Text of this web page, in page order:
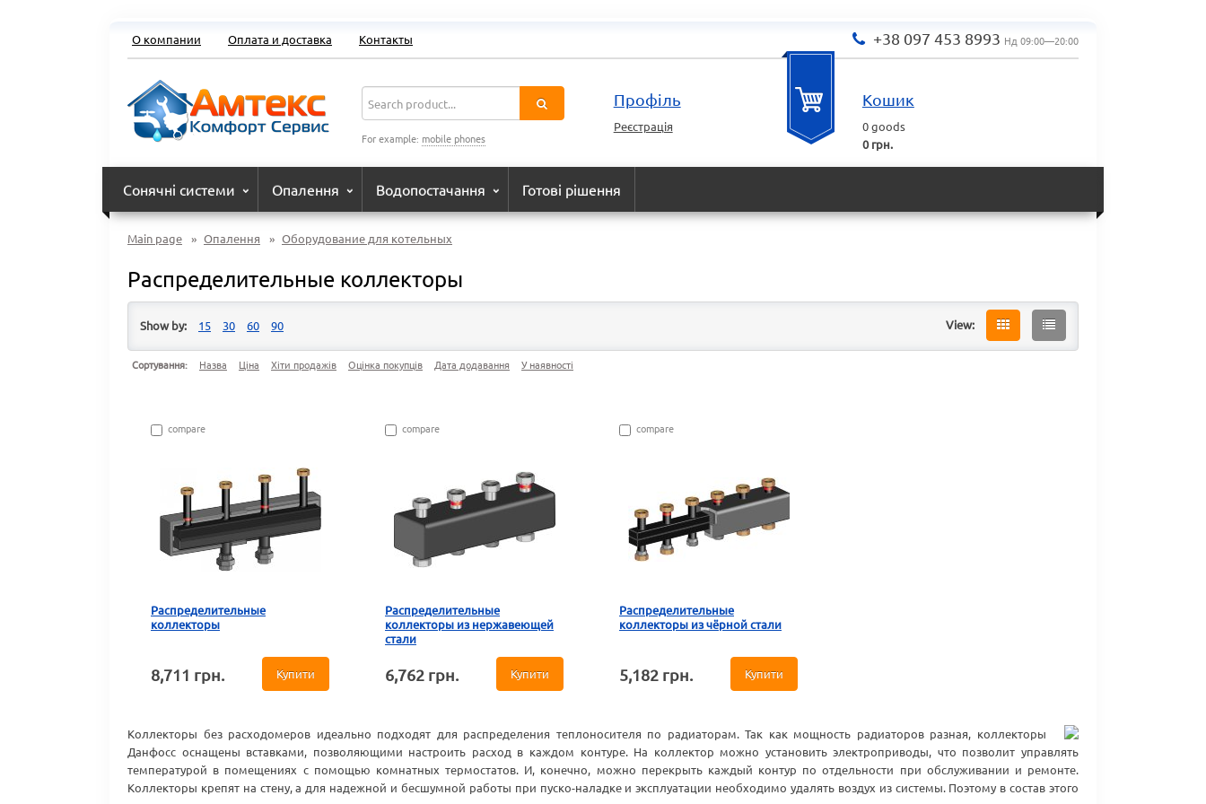
О компании Оплата и доставка Контакты +38 097 453 8993 Нд 09:00—20:00
For example: mobile phones
Профіль
Реєстрація
Кошик
0goods
0 грн.
Сонячні системи Опалення Водопостачання Готові рішення
Main page » Опалення » Оборудование для котельных
Распределительные коллекторы
Show by: 15 30 60 90 View:
Сортування: Назва Ціна Хіти продажів Оцінка покупців Дата додавання У наявності
compare
Распределительные
коллекторы
8,711 грн. Купити
compare
Распределительные
коллекторы из нержавеющей
стали
6,762 грн. Купити
compare
Распределительные
коллекторы из чёрной стали
5,182 грн. Купити
Коллекторы без расходомеров идеально подходят для распределения теплоносителя по радиаторам. Так как мощность радиаторов разная, коллекторы
Данфосс оснащены вставками, позволяющими настроить расход в каждом контуре. На коллектор можно установить электроприводы, что позволит управлять
температурой в помещениях с помощью комнатных термостатов. И, конечно, можно перекрыть каждый контур по отдельности при обслуживании и ремонте.
Коллекторы крепят на стену, а для надежной и бесшумной работы при пуско-наладке и эксплуатации необходимо удалять воздух из системы. Поэтому в состав этого